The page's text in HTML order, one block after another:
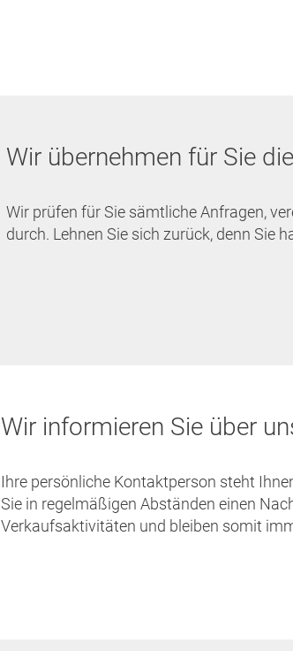
Wir übernehmen für Sie
Wir prüfen für Sie sämtliche Anfragen,
durch. Lehnen Sie sich zurück, denn Sie
Wir informieren Sie über
Ihre persönliche Kontaktperson steht
Sie in regelmäßigen Abständen einen
Verkaufsaktivitäten und bleiben somit